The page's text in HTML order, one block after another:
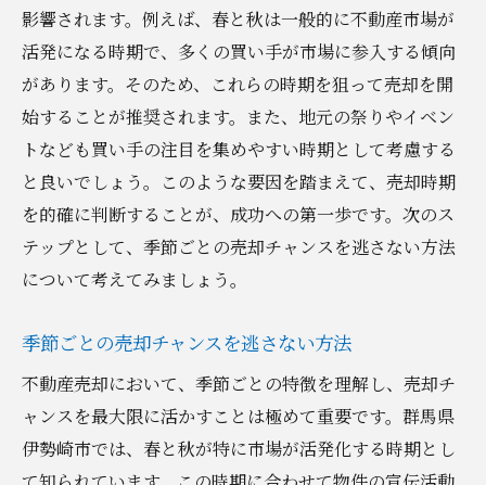
影響されます。例えば、春と秋は一般的に不動産市場が
活発になる時期で、多くの買い手が市場に参入する傾向
があります。そのため、これらの時期を狙って売却を開
始することが推奨されます。また、地元の祭りやイベン
トなども買い手の注目を集めやすい時期として考慮する
と良いでしょう。このような要因を踏まえて、売却時期
を的確に判断することが、成功への第一歩です。次のス
テップとして、季節ごとの売却チャンスを逃さない方法
について考えてみましょう。
季節ごとの売却チャンスを逃さない方法
不動産売却において、季節ごとの特徴を理解し、売却チ
ャンスを最大限に活かすことは極めて重要です。群馬県
伊勢崎市では、春と秋が特に市場が活発化する時期とし